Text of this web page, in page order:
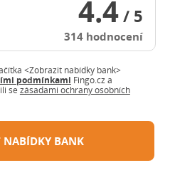
4.4 / 5
314 hodnocení
<Zobrazit nabídky bank>
podmínkami Fingo.cz a
se zásadami ochrany osobních
NABÍDKY BANK